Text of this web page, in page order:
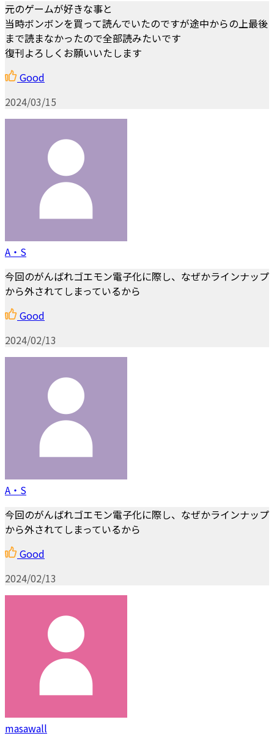
元のゲームが好きな事と
当時ボンボンを買って読んでいたのですが途中からの上最後
まで読まなかったので全部読みたいです
復刊よろしくお願いいたします
Good
2024/03/15
A・S
今回のがんばれゴエモン電子化に際し、なぜかラインナップ
から外されてしまっているから
Good
2024/02/13
A・S
今回のがんばれゴエモン電子化に際し、なぜかラインナップ
から外されてしまっているから
Good
2024/02/13
masawall